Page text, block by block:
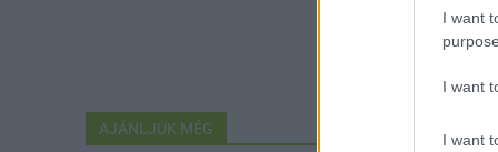
I want
I want
I want
AJÁNLJUK MÉG